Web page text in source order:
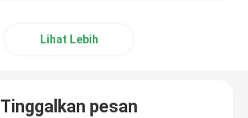
Lihat Lebih
Tinggalkan pesan